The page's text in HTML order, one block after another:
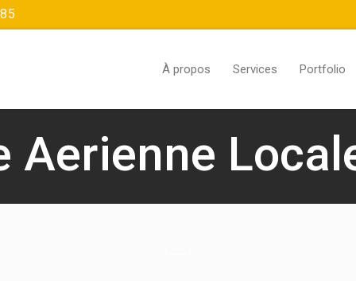
À propos Services Portfolio
Aerienne